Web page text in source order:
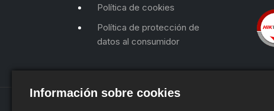
Política de cookies
Política de protección de
datos al consumidor
Información sobre cookies